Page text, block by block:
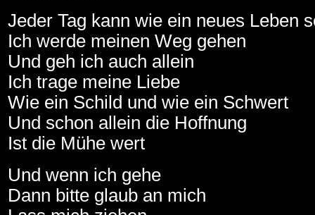
Jeder Tag kann wie ein neues Leben
Ich werde meinen Weg gehen
Und geh ich auch allein
Ich trage meine Liebe
Wie ein Schild und wie ein Schwert
Und schon allein die Hoffnung
Ist die Mühe wert
Und wenn ich gehe
Dann bitte glaub an mich